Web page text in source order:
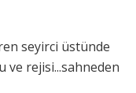
seyirci üstünde
ve rejisi...sahneden